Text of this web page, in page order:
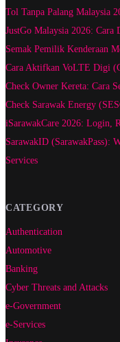
Tol Tanpa Palang Malaysia
JustGo Malaysia 2026:
Semak Pemilik Kenderaan
Cara Aktifkan VoLTE Digi
Check Owner Kereta: Cara
Check Sarawak Energy
iSarawakCare 2026: Login,
SarawakID (SarawakPass):
Services
CATEGORY
Authentication
Automotive
Banking
Cyber Threats and Attacks
e-Government
e-Services